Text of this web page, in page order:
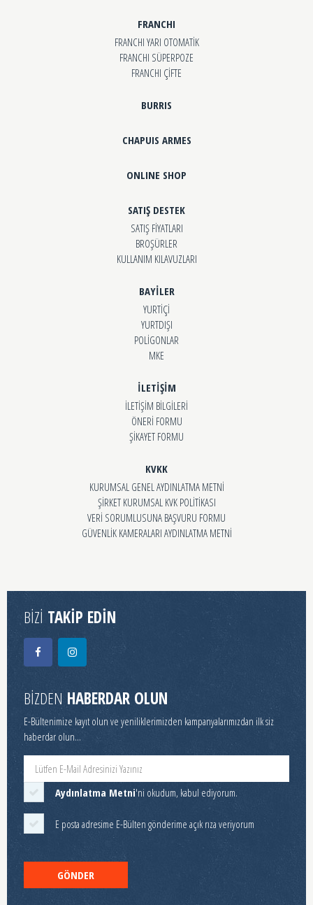
FRANCHI
FRANCHI YARI OTOMATİK
FRANCHI SÜPERPOZE
FRANCHI ÇİFTE
BURRIS
CHAPUIS ARMES
ONLINE SHOP
SATIŞ DESTEK
SATIŞ FİYATLARI
BROŞÜRLER
KULLANIM KILAVUZLARI
BAYİLER
YURTİÇİ
YURTDIŞI
POLİGONLAR
MKE
İLETİŞİM
İLETİŞİM BİLGİLERİ
ÖNERİ FORMU
ŞİKAYET FORMU
KVKK
KURUMSAL GENEL AYDINLATMA METNİ
ŞİRKET KURUMSAL KVK POLİTİKASI
VERİ SORUMLUSUNA BAŞVURU FORMU
GÜVENLİK KAMERALARI AYDINLATMA METNİ
BİZİ TAKİP EDİN
BİZDEN HABERDAR OLUN
E-Bültenimize kayıt olun ve yeniliklerimizden kampanyalarımızdan ilk siz
haberdar olun...
Aydınlatma Metni'ni okudum, kabul ediyorum.
E posta adresime E-Bülten gönderime açık rıza veriyorum
GÖNDER